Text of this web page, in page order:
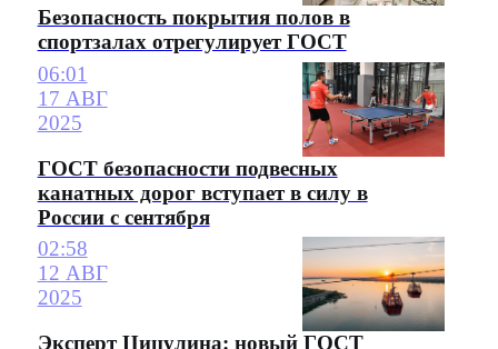
Безопасность покрытия полов в
спортзалах отрегулирует ГОСТ
06:01
17 АВГ
2025
ГОСТ безопасности подвесных
канатных дорог вступает в силу в
России с сентября
02:58
12 АВГ
2025
Эксперт Цицулина: новый ГОСТ